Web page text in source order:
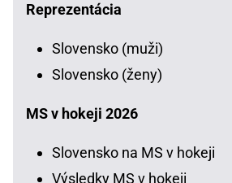
Reprezentácia
Slovensko (muži)
Slovensko (ženy)
MS v hokeji 2026
Slovensko na MS v hokeji
Výsledky MS v hokeji